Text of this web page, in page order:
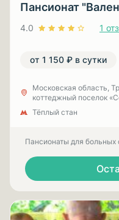
Пансионат
4.0 1
от 1 150 ₽ в сутки
Московская область,
коттеджный поселок
Тёплый стан
Пансионаты для